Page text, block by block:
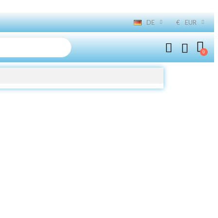
DE € EUR